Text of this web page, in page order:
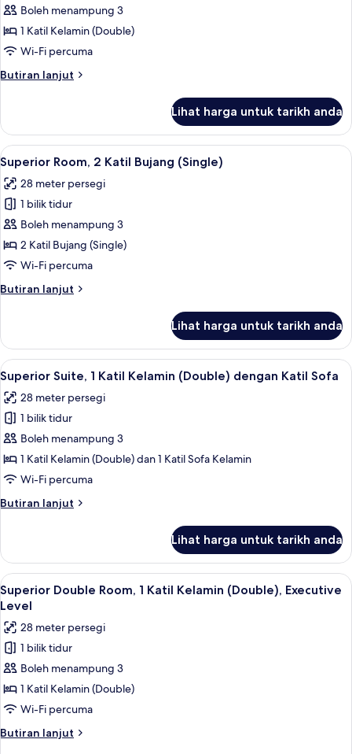
Superior
Double
Room,
Katil
Boleh menampung 3
1 Katil Kelamin (Double)
Wi-Fi percuma
Butiran lanjut
Butiran
Double
Room,
1
Katil
Kelamin
(Double)
Lihat harga untuk tarikh anda
Lihat
semua
foto
untuk
Superior
Room,
2
Bujang
Superior Room, 2 Katil Bujang
8
Superior Room, 2 Katil Bujang (Single)
28 meter persegi
1 bilik tidur
Boleh menampung 3
2 Katil Bujang (Single)
Wi-Fi percuma
Butiran lanjut
Butiran
Room,
Katil
Bujang
(Single)
Lihat harga untuk tarikh anda
Lihat
semua
foto
untuk
Superior
Suite,
1
Kelamin
Katil
Sofa
Superior Suite, 1 Katil Kelamin
7
Superior Suite, 1 Katil Kelamin (Double) dengan Katil Sofa
28 meter persegi
1 bilik tidur
Boleh menampung 3
1 Katil Kelamin (Double) dan 1 Katil Sofa Kelamin
Wi-Fi percuma
Butiran lanjut
Butiran
Suite,
Katil
Kelamin
dengan
Katil
Sofa
Lihat harga untuk tarikh anda
Lihat
semua
foto
untuk
Superior
Double
Room,
1
Katil
Kelamin
Superior Double Room, 1 Katil
5
Superior Double Room, 1 Katil Kelamin (Double), Executive
Level
28 meter persegi
1 bilik tidur
Boleh menampung 3
1 Katil Kelamin (Double)
Wi-Fi percuma
Butiran lanjut
Butiran